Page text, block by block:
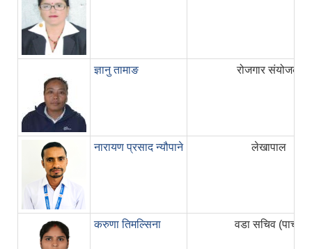
ज्ञानु तामाङ रोजगार संयोजक
नारायण प्रसाद न्यौपाने लेखापाल
करुणा तिमल्सिना वडा सचिव (पाचौं)